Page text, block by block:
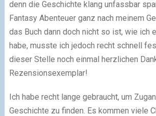
denn die Geschichte klang unfassbar
Fantasy Abenteuer ganz nach meinem
das Buch dann doch nicht so ist, wie ich
habe, musste ich jedoch recht schnell
dieser Stelle noch einmal herzlichen
Rezensionsexemplar!
Ich habe recht lange gebraucht, um
Geschichte zu finden. Es kommen viele